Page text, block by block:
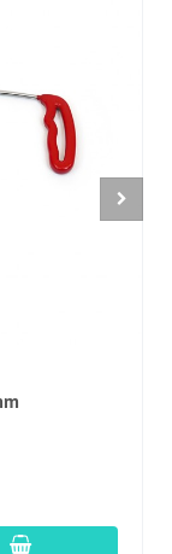
Ajouter au panier